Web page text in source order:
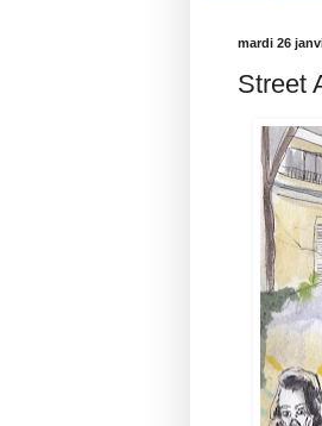
mardi 26
Street